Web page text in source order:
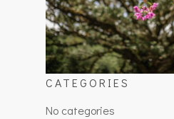
CATEGORIES
No categories